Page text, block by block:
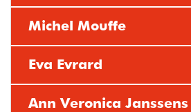
Michel Mouffe
Eva Evrard
Ann Veronica Janssens